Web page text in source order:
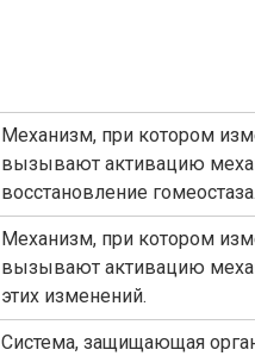
Механизм, при котором
вызывают активацию
восстановление гомеостаза.
Механизм, при котором
вызывают активацию
этих изменений.
Система, защищающая